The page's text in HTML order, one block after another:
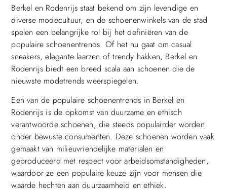
Berkel en Rodenrijs staat bekend om zijn levendige en
diverse modecultuur, en de schoenenwinkels van de stad
spelen een belangrijke rol bij het definiëren van de
populaire schoenentrends. Of het nu gaat om casual
sneakers, elegante laarzen of trendy hakken, Berkel en
Rodenrijs biedt een breed scala aan schoenen die de
nieuwste modetrends weerspiegelen.
Een van de populaire schoenentrends in Berkel en
Rodenrijs is de opkomst van duurzame en ethisch
verantwoorde schoenen, die steeds populairder worden
onder bewuste consumenten. Deze schoenen worden vaak
gemaakt van milieuvriendelijke materialen en
geproduceerd met respect voor arbeidsomstandigheden,
waardoor ze een populaire keuze zijn voor mensen die
waarde hechten aan duurzaamheid en ethiek.